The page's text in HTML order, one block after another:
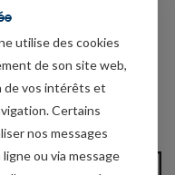
n’a pas encore pris le
des autorités.
de se renforcer par
utilise des cookies
de son site web,
de vos intérêts et
Certains
nos messages
ou via message